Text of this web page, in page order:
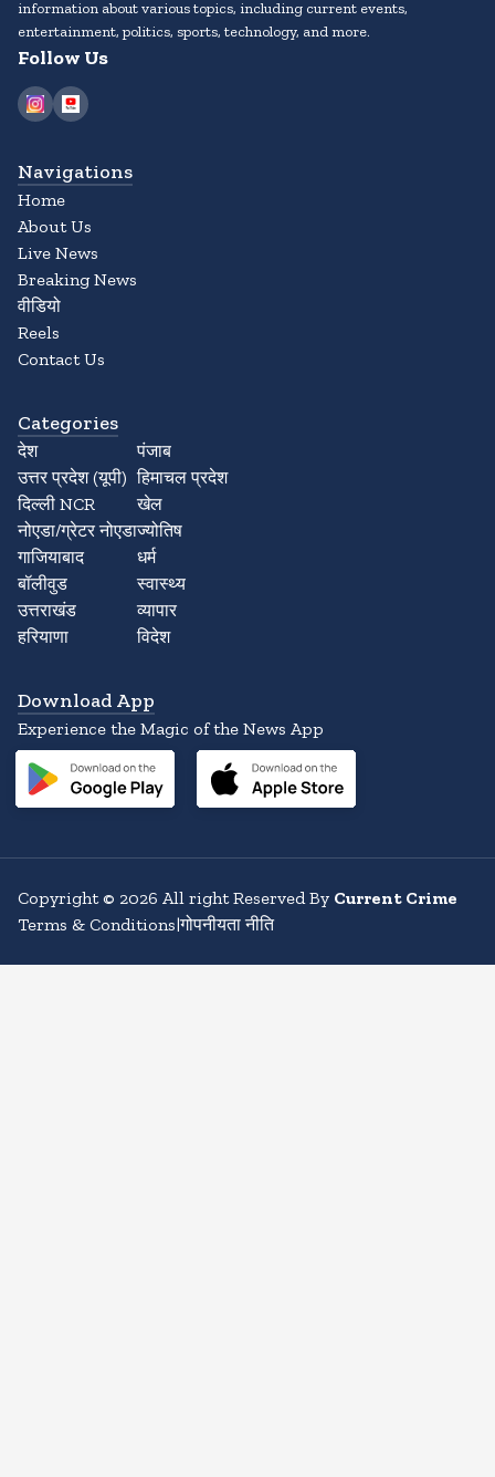
information about various topics, including current events,
entertainment, politics, sports, technology, and more.
Follow Us
Navigations
Home
About Us
Live News
Breaking News
वीडियो
Reels
Contact Us
Categories
देश
उत्तर प्रदेश (यूपी)
दिल्ली NCR
नोएडा/ग्रेटर नोएडा
गाजियाबाद
बॉलीवुड
उत्तराखंड
हरियाणा
पंजाब
हिमाचल प्रदेश
खेल
ज्योतिष
धर्म
स्वास्थ्य
व्यापार
विदेश
Download App
Experience the Magic of the News App
Copyright© 2026 All right Reserved By Current Crime
Terms & Conditions|गोपनीयता नीति